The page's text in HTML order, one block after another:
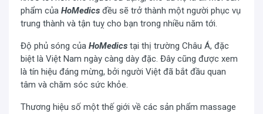
phẩm của HoMedics đều sẽ trở thành một người phục vụ
trung thành và tận tuỵ cho bạn trong nhiều năm tới.
Độ phủ sóng của HoMedics tại thị trường Châu Á, đặc
biệt là Việt Nam ngày càng dày đặc. Đây cũng được xem
là tín hiệu đáng mừng, bởi người Việt đã bắt đầu quan
tâm và chăm sóc sức khỏe.
Thương hiệu số một thế giới về các sản phẩm massage